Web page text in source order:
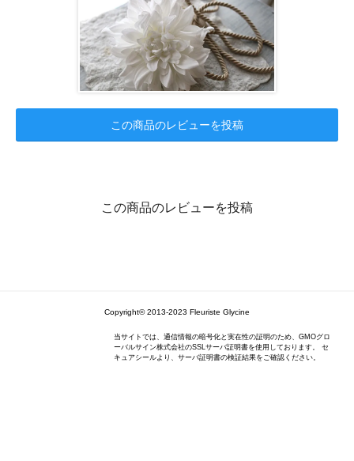
この商品のレビューを投稿
この商品のレビューを投稿
Copyright© 2013-2023 Fleuriste Glycine
当サイトでは、通信情報の暗号化と実在性の証明のため、GMOグロ
ーバルサイン株式会社のSSLサーバ証明書を使用しております。 セ
キュアシールより、サーバ証明書の検証結果をご確認ください。